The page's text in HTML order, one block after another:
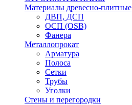
Материалы древесно-плитные
ДВП, ДСП
ОСП (OSB)
Фанера
Металлопрокат
Арматура
Полоса
Сетки
Трубы
Уголки
Стены и перегородки